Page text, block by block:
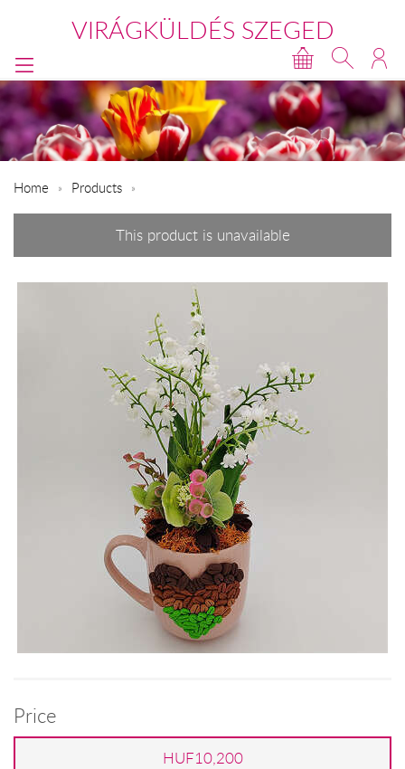
VIRÁGKÜLDÉS SZEGED
Home Products
This product is unavailable
Price
HUF10,200